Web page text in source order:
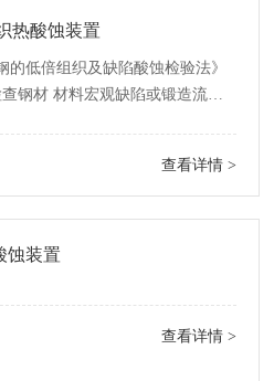
热酸蚀装置
的低倍组织及缺陷酸蚀检验法》
钢材 材料宏观缺陷或锻造流
查看详情 >
蚀装置
查看详情 >